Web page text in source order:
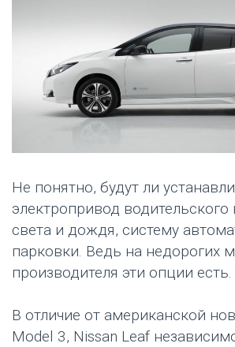
Не понятно, будут ли
электропривод водительского
света и дождя, систему
парковки. Ведь на недорогих
производителя эти опции есть.
В отличие от американской
Model 3, Nissan Leaf